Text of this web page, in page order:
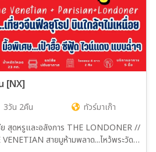
[NX]
3วัน 2คืน
ทัวร์มาเก๊า
ย สุดหรูและอลังการ THE LONDONER //
สายมูห้ามพลาด...ไหว้พระวัด